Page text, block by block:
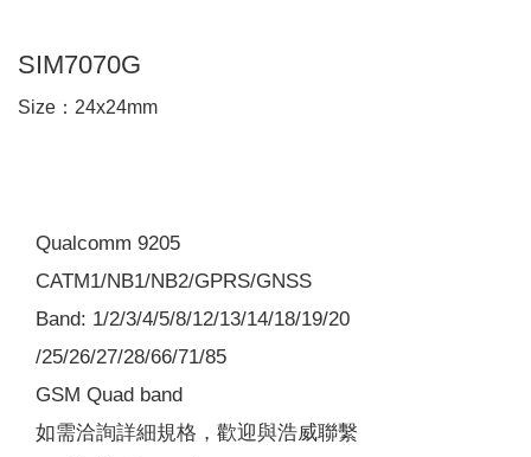
SIM7070G
Size：24x24mm
Qualcomm 9205
CATM1/NB1/NB2/GPRS/GNSS
Band: 1/2/3/4/5/8/12/13/14/18/19/20
/25/26/27/28/66/71/85
GSM Quad band
如需洽詢詳細規格，歡迎與浩威聯繫